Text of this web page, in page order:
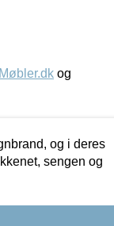
og
og i deres
sengen og